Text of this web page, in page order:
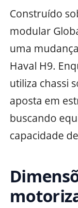
Construído
modular
uma
Haval H9.
utiliza chassi
aposta em
buscando
capacidade